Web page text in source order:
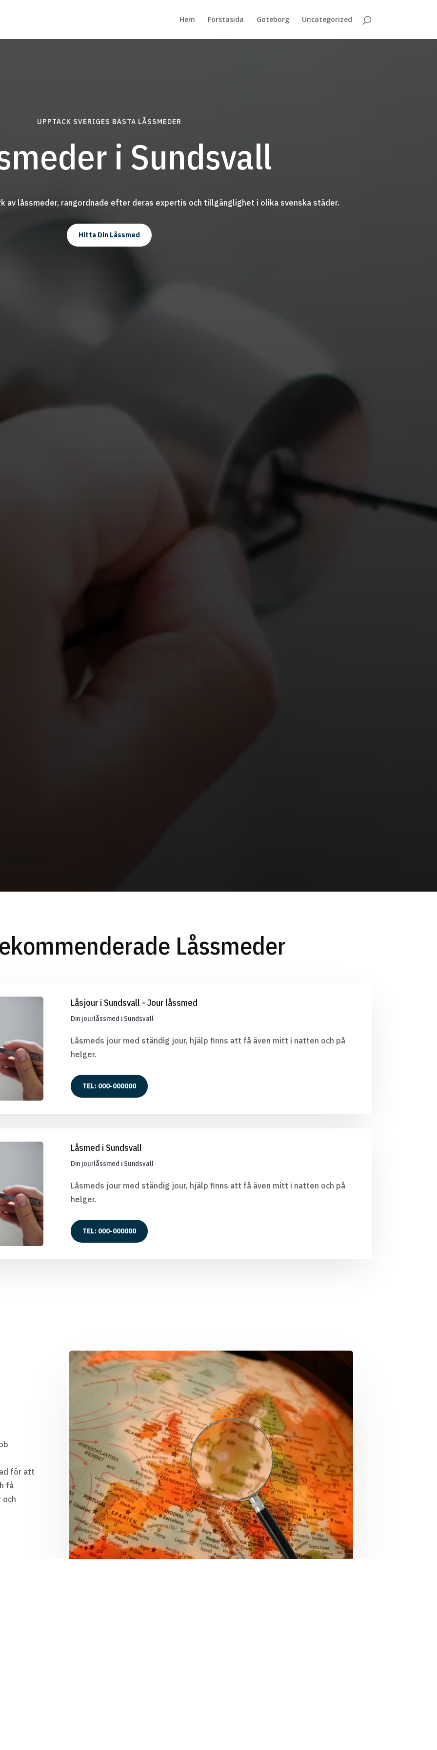
Hem Förstasida Göteborg Uncategorized
UPPTÄCK SVERIGES BÄSTA LÅSSMEDER
i Sundsvall
av låssmeder, rangordnade efter deras expertis och tillgänglighet i olika svenska städer.
Hitta Din Låssmed
Låssmeder
Låsjour i Sundsvall - Jour låssmed
Din jourlåssmed i Sundsvall
Låsmeds jour med ständig jour, hjälp finns att få även mitt i natten och på
helger.
TEL: 000-000000
Låsmed i Sundsvall
Din jourlåssmed i Sundsvall
Låsmeds jour med ständig jour, hjälp finns att få även mitt i natten och på
helger.
TEL: 000-000000
för att
få